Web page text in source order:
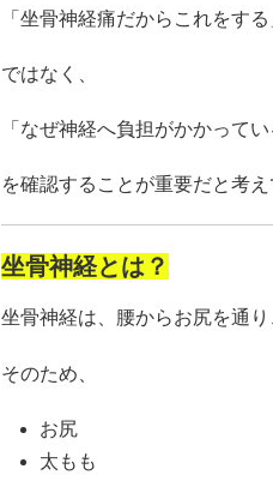
「坐骨神経痛だからこれをする
ではなく、
「なぜ神経へ負担がかかってい
を確認することが重要だと考え
坐骨神経とは？
坐骨神経は、腰からお尻を通
そのため、
お尻
太もも